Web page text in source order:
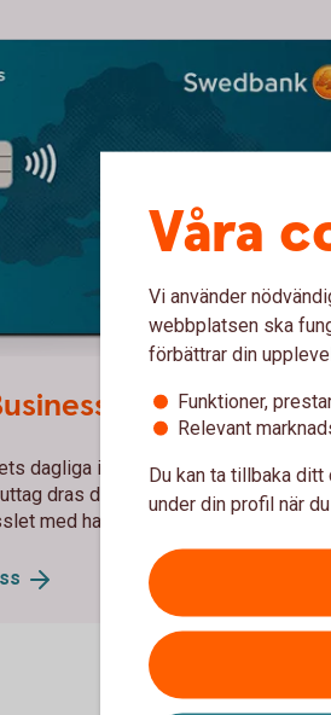
dagliga inköp med kort
dras direkt mot företagets konto
med handkassan
Våra
Vi använder
webbplatsen ska
förbättrar din
Funktioner,
Relevant
Du kan ta tillbaka
under din profil när